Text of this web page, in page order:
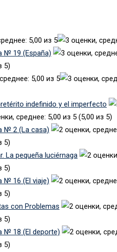
№ 19 (España)
5)
indefinido y el imperfecto
(5,00 из 5)
№ 2 (La casa)
5)
La pequeña luciérnaga
5)
№ 16 (El viaje)
5)
con Problemas
5)
№ 18 (El deporte)
5)